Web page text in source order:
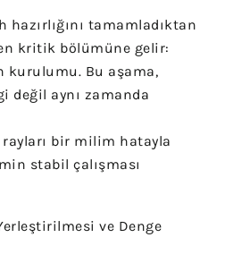
tamamladıktan
kritik bölümüne gelir:
kurulumu. Bu aşama,
değil aynı zamanda
bir milim hatayla
stabil çalışması
ve Denge